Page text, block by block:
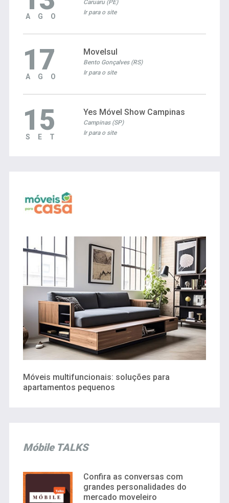
AGO
Caruaru (PE)
Ir para o site
17
AGO
Movelsul
Bento Gonçalves (RS)
Ir para o site
15
SET
Yes Móvel Show Campinas
Campinas (SP)
Ir para o site
Móveis multifuncionais: soluções para
apartamentos pequenos
Móbile TALKS
Confira as conversas com
grandes personalidades do
mercado moveleiro